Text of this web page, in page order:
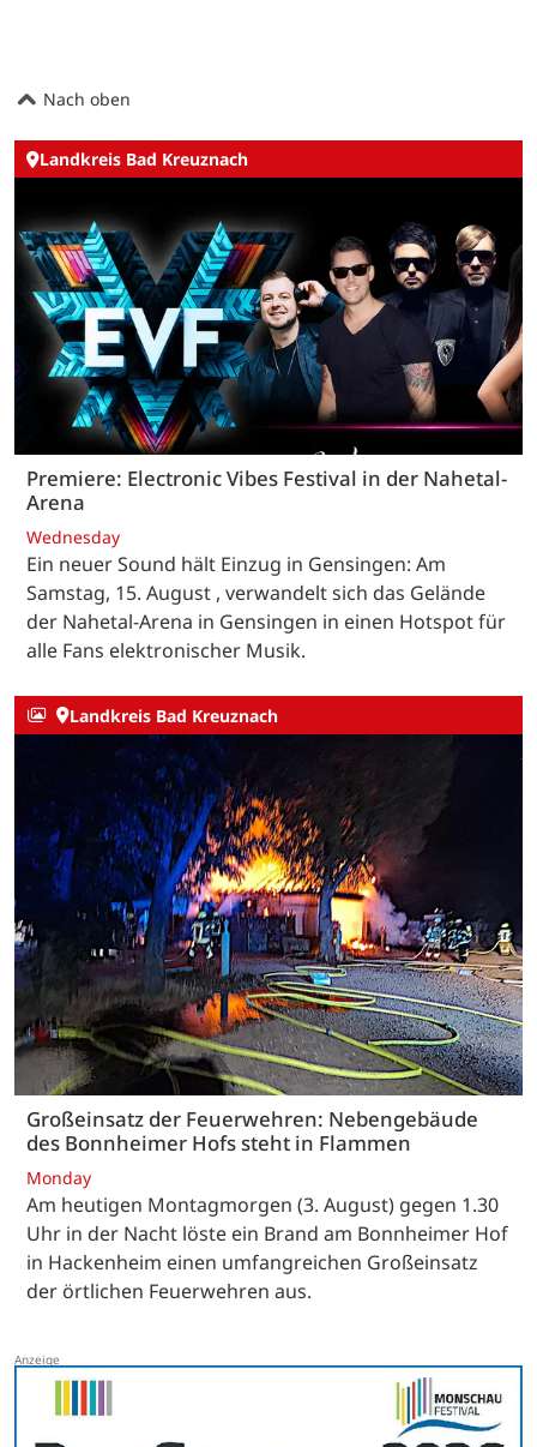
Nach oben
Landkreis Bad Kreuznach
Premiere: Electronic Vibes Festival in der Nahetal-
Arena
Wednesday
Ein neuer Sound hält Einzug in Gensingen: Am
Samstag, 15. August , verwandelt sich das Gelände
der Nahetal-Arena in Gensingen in einen Hotspot für
alle Fans elektronischer Musik.
Landkreis Bad Kreuznach
Großeinsatz der Feuerwehren: Nebengebäude
des Bonnheimer Hofs steht in Flammen
Monday
Am heutigen Montagmorgen (3. August) gegen 1.30
Uhr in der Nacht löste ein Brand am Bonnheimer Hof
in Hackenheim einen umfangreichen Großeinsatz
der örtlichen Feuerwehren aus.